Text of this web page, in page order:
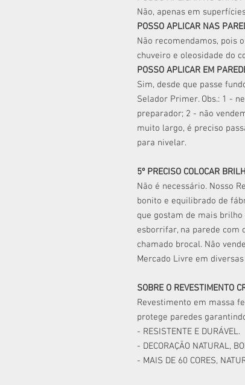
Não, apenas em
POSSO APLICAR NAS
Não recomendamos, pois
chuveiro e oleosidade do
POSSO APLICAR EM
Sim, desde que passe
Selador Primer. Obs.: 1 -
preparador; 2 - não
muito largo, é preciso
para nivelar.
5º PRECISO COLOCAR
Não é necessário. Nosso
bonito e equilibrado de
que gostam de mais
esborrifar, na parede com
chamado brocal. Não
Mercado Livre em
SOBRE O REVESTIMENTO
Revestimento em massa
protege paredes
- RESISTENTE E DURÁVEL.
- DECORAÇÃO NATURAL,
- MAIS DE 60 CORES,